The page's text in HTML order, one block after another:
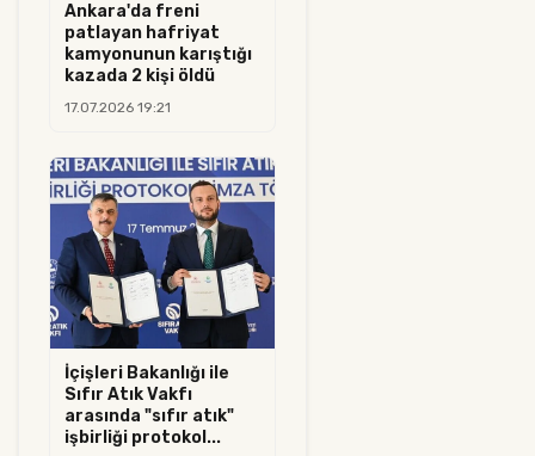
Ankara'da freni
patlayan hafriyat
kamyonunun karıştığı
kazada 2 kişi öldü
17.07.2026 19:21
İçişleri Bakanlığı ile
Sıfır Atık Vakfı
arasında "sıfır atık"
işbirliği protokol...